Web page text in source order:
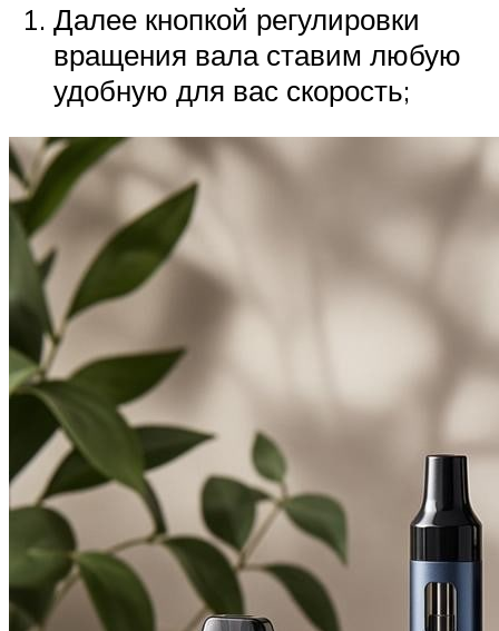
Далее кнопкой регулировки
вращения вала ставим любую
удобную для вас скорость;